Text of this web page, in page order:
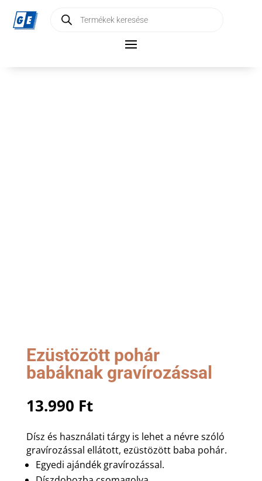
search
Ezüstözött pohár
babáknak gravírozással
13.990 Ft
Dísz és használati tárgy is lehet a névre szóló
gravírozással ellátott, ezüstözött baba pohár.
Egyedi ajándék gravírozással.